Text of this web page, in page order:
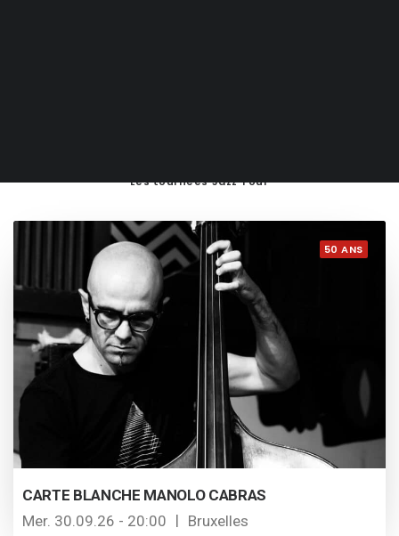
Les tournées Jazz Tour
50 ANS
CARTE BLANCHE MANOLO CABRAS
Mer. 30.09.26 - 20:00
Bruxelles